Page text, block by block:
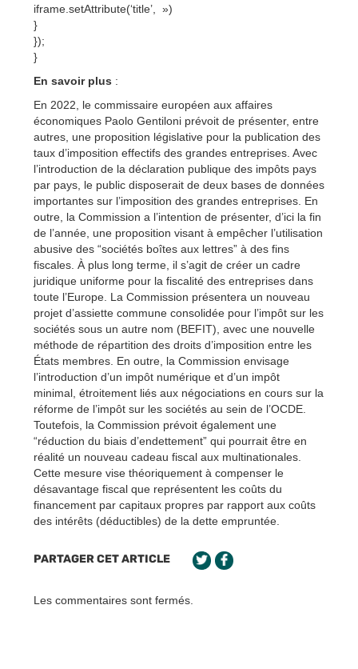
iframe.setAttribute(‘title’, »)
}
});
}
En savoir plus :
En 2022, le commissaire européen aux affaires
économiques Paolo Gentiloni prévoit de présenter, entre
autres, une proposition législative pour la publication des
taux d’imposition effectifs des grandes entreprises. Avec
l’introduction de la déclaration publique des impôts pays
par pays, le public disposerait de deux bases de données
importantes sur l’imposition des grandes entreprises. En
outre, la Commission a l’intention de présenter, d’ici la fin
de l’année, une proposition visant à empêcher l’utilisation
abusive des “sociétés boîtes aux lettres” à des fins
fiscales. À plus long terme, il s’agit de créer un cadre
juridique uniforme pour la fiscalité des entreprises dans
toute l’Europe. La Commission présentera un nouveau
projet d’assiette commune consolidée pour l’impôt sur les
sociétés sous un autre nom (BEFIT), avec une nouvelle
méthode de répartition des droits d’imposition entre les
États membres. En outre, la Commission envisage
l’introduction d’un impôt numérique et d’un impôt
minimal, étroitement liés aux négociations en cours sur la
réforme de l’impôt sur les sociétés au sein de l’OCDE.
Toutefois, la Commission prévoit également une
“réduction du biais d’endettement” qui pourrait être en
réalité un nouveau cadeau fiscal aux multinationales.
Cette mesure vise théoriquement à compenser le
désavantage fiscal que représentent les coûts du
financement par capitaux propres par rapport aux coûts
des intérêts (déductibles) de la dette empruntée.
PARTAGER CET ARTICLE
Les commentaires sont fermés.